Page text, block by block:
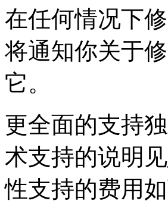
在任何情况下
将通知你关于
它。
更全面的支持
术支持的说明见
性支持的费用